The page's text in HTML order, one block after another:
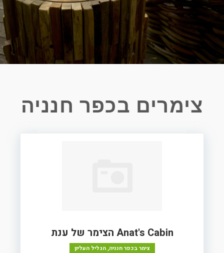
צימרים בכפר חנניה
Anat's Cabin הצימר של ענת
צימר בכפר חנניה, הגליל העליון